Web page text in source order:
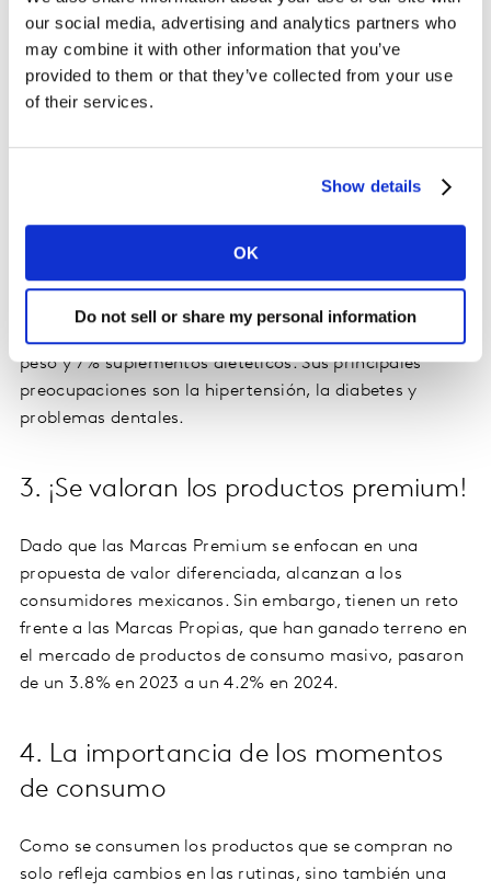
our social media, advertising and analytics partners who
may combine it with other information that you’ve
provided to them or that they’ve collected from your use
of their services.
Show details
OK
Do not sell or share my personal information
Los hogares mexicanos están más preocupados por su
bienestar, el 3% ya toman medicamentos para bajar de
peso y 7% suplementos dietéticos. Sus principales
preocupaciones son la hipertensión, la diabetes y
problemas dentales.
3. ¡Se valoran los productos premium!
Dado que las Marcas Premium se enfocan en una
propuesta de valor diferenciada, alcanzan a los
consumidores mexicanos. Sin embargo, tienen un reto
frente a las Marcas Propias, que han ganado terreno en
el mercado de productos de consumo masivo, pasaron
de un 3.8% en 2023 a un 4.2% en 2024.
4. La importancia de los momentos
de consumo
Como se consumen los productos que se compran no
solo refleja cambios en las rutinas, sino también una